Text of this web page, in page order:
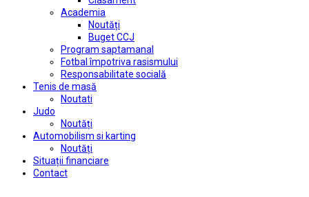
Academia
Noutăți
Buget CCJ
Program saptamanal
Fotbal împotriva rasismului
Responsabilitate socială
Tenis de masă
Noutati
Judo
Noutăți
Automobilism si karting
Noutăți
Situații financiare
Contact